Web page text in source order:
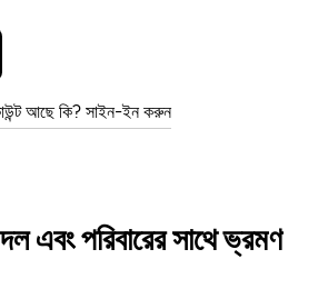
আছে কি? সাইন-ইন করুন
পরিবারের সাথে ভ্রমণ